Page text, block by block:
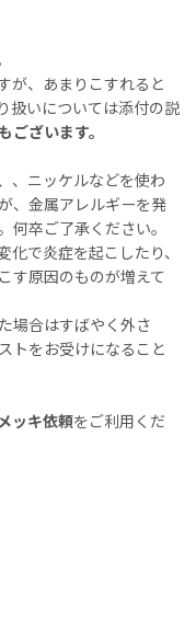
が、あまりこすれると
扱いについては添付の説
ございます。
、ニッケルなどを使わ
、金属アレルギーを発
何卒ご了承ください。
化で炎症を起こしたり、
す原因のものが増えて
場合はすばやく外さ
トをお受けになること
ッキ依頼をご利用くだ